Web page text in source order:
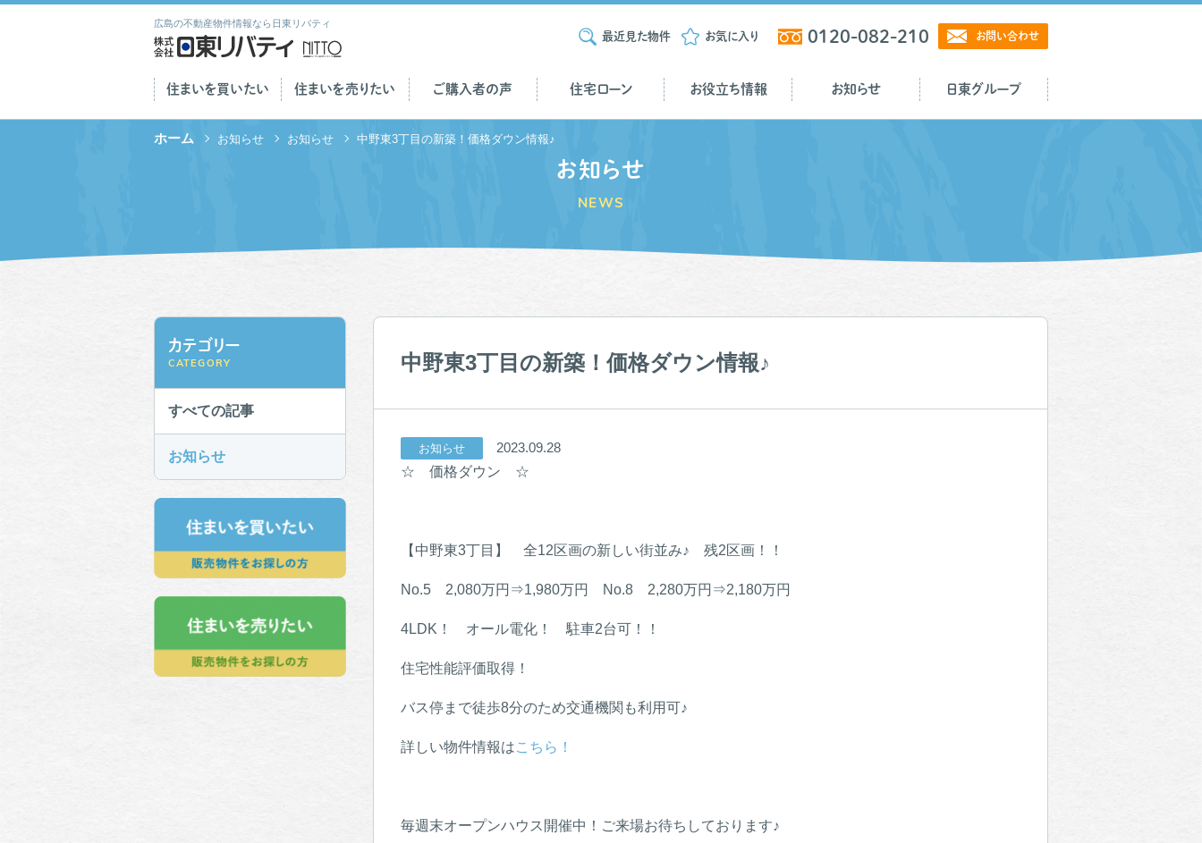
広島の不動産物件情報なら日東リバティ
最近見た物件 お気に入り 0120-082-210 お問い合わせ
住まいを買いたい 住まいを売りたい ご購入者の声 住宅ローン お役立ち情報 お知らせ 日東グループ
ホーム お知らせ お知らせ 中野東3丁目の新築！価格ダウン情報♪
お知らせ
NEWS
中野東3丁目の新築！価格ダウン情報♪
お知らせ
2023.09.28
☆ 価格ダウン ☆
【中野東3丁目】 全12区画の新しい街並み♪ 残2区画！！
No.5 2,080万円⇒1,980万円 No.8 2,280万円⇒2,180万円
4LDK！ オール電化！ 駐車2台可！！
住宅性能評価取得！
バス停まで徒歩8分のため交通機関も利用可♪
詳しい物件情報はこちら！
毎週末オープンハウス開催中！ご来場お待ちしております♪
カテゴリー
CATEGORY
すべての記事
お知らせ